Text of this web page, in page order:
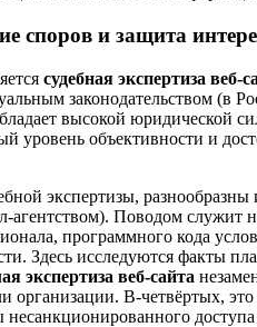
споров и защита
судебная экспертиза веб-
законодательством
высокой юридической
уровень объективности и
экспертизы,
Поводом
программного кода
Здесь исследуются факты
экспертиза веб-сайта
В-четвёртых,